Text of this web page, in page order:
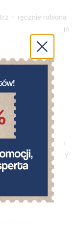
– ręcznie robiona
wytwarza się z niego
wyobraźnia.
na zboże i
w domach z
i ścianami,
w trakcie prac
więcej.
coraz częściej
e-commerce, w
którzy dbają o to, by
friendly-
paczkę przed
pieczęci